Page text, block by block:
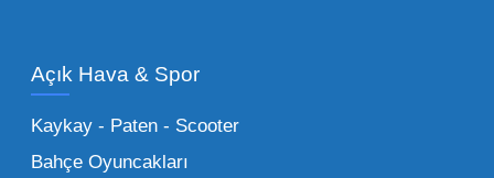
stok imkanımızla sunulmaktadır.
Küçük Oyuncaklar:
sağlayan toptan küçük oyuncaklar, bakkallar,
Açık Hava & Spor
Kaykay - Paten - Scooter
Bahçe Oyuncakları